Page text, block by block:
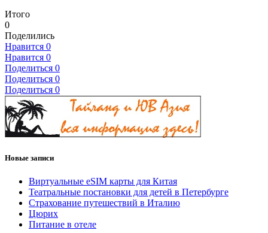
Итого
0
Поделились
Нравится 0
Нравится 0
Поделиться 0
Поделиться 0
Поделиться 0
Новые записи
Виртуальные eSIM карты для Китая
Театральные постановки для детей в Петербурге
Страхование путешествий в Италию
Цюрих
Питание в отеле